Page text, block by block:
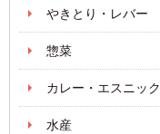
やきとり・レバー
惣菜
カレー・エスニック
水産